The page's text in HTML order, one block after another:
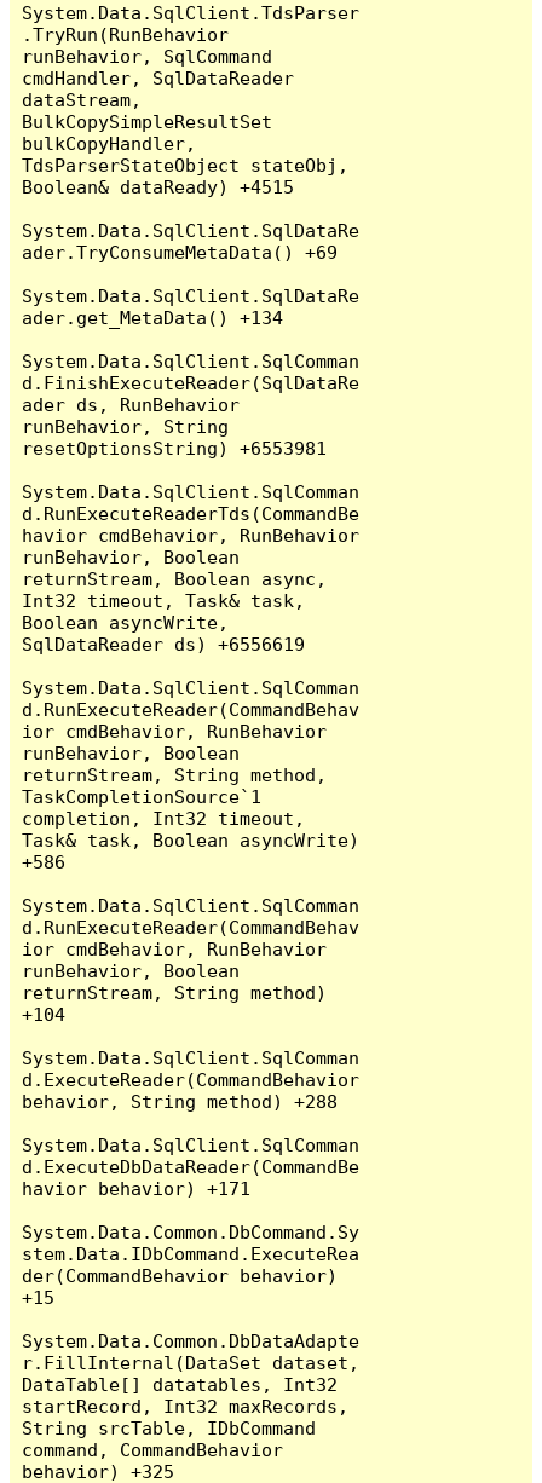
System.Data.SqlClient.TdsParser
.TryRun(RunBehavior
runBehavior, SqlCommand
cmdHandler, SqlDataReader
dataStream,
BulkCopySimpleResultSet
bulkCopyHandler,
TdsParserStateObject stateObj,
Boolean& dataReady) +4515
System.Data.SqlClient.SqlDataRe
ader.TryConsumeMetaData() +69
System.Data.SqlClient.SqlDataRe
ader.get_MetaData() +134
System.Data.SqlClient.SqlComman
d.FinishExecuteReader(SqlDataRe
ader ds, RunBehavior
runBehavior, String
resetOptionsString) +6553981
System.Data.SqlClient.SqlComman
d.RunExecuteReaderTds(CommandBe
havior cmdBehavior, RunBehavior
runBehavior, Boolean
returnStream, Boolean async,
Int32 timeout, Task& task,
Boolean asyncWrite,
SqlDataReader ds) +6556619
System.Data.SqlClient.SqlComman
d.RunExecuteReader(CommandBehav
ior cmdBehavior, RunBehavior
runBehavior, Boolean
returnStream, String method,
TaskCompletionSource`1
completion, Int32 timeout,
Task& task, Boolean asyncWrite)
+586
System.Data.SqlClient.SqlComman
d.RunExecuteReader(CommandBehav
ior cmdBehavior, RunBehavior
runBehavior, Boolean
returnStream, String method)
+104
System.Data.SqlClient.SqlComman
d.ExecuteReader(CommandBehavior
behavior, String method) +288
System.Data.SqlClient.SqlComman
d.ExecuteDbDataReader(CommandBe
havior behavior) +171
System.Data.Common.DbCommand.Sy
stem.Data.IDbCommand.ExecuteRea
der(CommandBehavior behavior)
+15
System.Data.Common.DbDataAdapte
r.FillInternal(DataSet dataset,
DataTable[] datatables, Int32
startRecord, Int32 maxRecords,
String srcTable, IDbCommand
command, CommandBehavior
behavior) +325